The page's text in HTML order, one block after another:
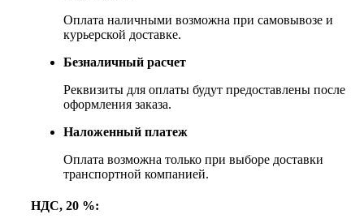
Оплата наличными возможна при самовывозе и
курьерской доставке.
Безналичный расчет
Реквизиты для оплаты будут предоставлены после
оформления заказа.
Наложенный платеж
Оплата возможна только при выборе доставки
транспортной компанией.
НДС, 20 %: